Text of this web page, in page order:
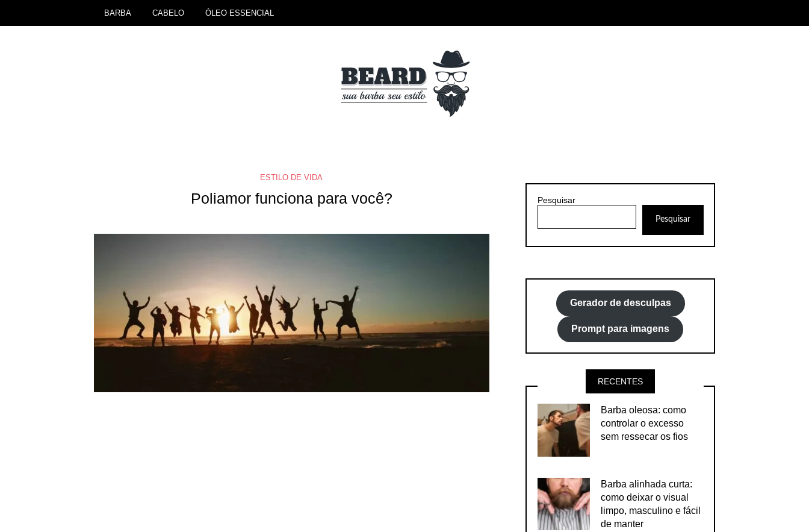
BARBA CABELO ÓLEO ESSENCIAL
ESTILO DE VIDA
Poliamor funciona para você? Pesquisar
Pesquisar
Gerador de desculpas
Prompt para imagens
RECENTES
Barba oleosa: como
controlar o excesso
sem ressecar os fios
Barba alinhada curta:
como deixar o visual
limpo, masculino e fácil
de manter